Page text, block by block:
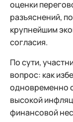
оценки
разъяснений,
крупнейшим
согласия.
По сути,
вопрос: как
одновременно
высокой
финансовой